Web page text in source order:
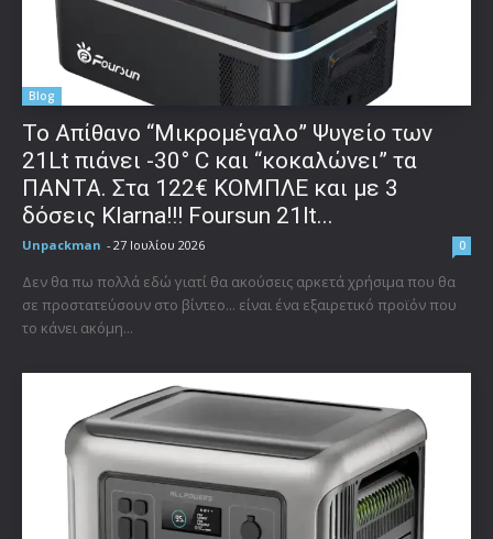
Blog
Το Απίθανο “Μικρομέγαλο” Ψυγείο των
21Lt πιάνει -30° C και “κοκαλώνει” τα
ΠΑΝΤΑ. Στα 122€ ΚΟΜΠΛΕ και με 3
δόσεις Klarna!!! Foursun 21lt...
Unpackman - 27 Ιουλίου 2026 0
Δεν θα πω πολλά εδώ γιατί θα ακούσεις αρκετά χρήσιμα που θα
σε προστατεύσουν στο βίντεο... είναι ένα εξαιρετικό προϊόν που
το κάνει ακόμη...